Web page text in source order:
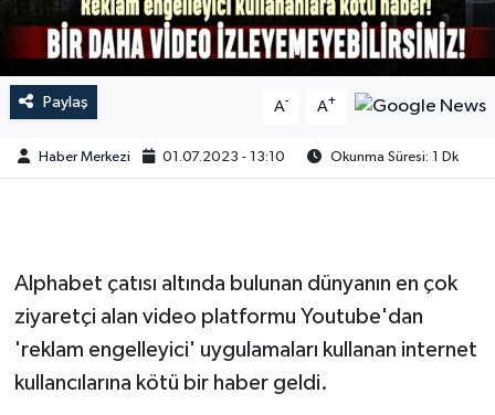
Paylaş A- A+
Haber Merkezi 01.07.2023 - 13:10 Okunma Süresi: 1 Dk
Alphabet çatısı altında bulunan dünyanın en çok
ziyaretçi alan video platformu Youtube'dan
'reklam engelleyici' uygulamaları kullanan internet
kullancılarına kötü bir haber geldi.